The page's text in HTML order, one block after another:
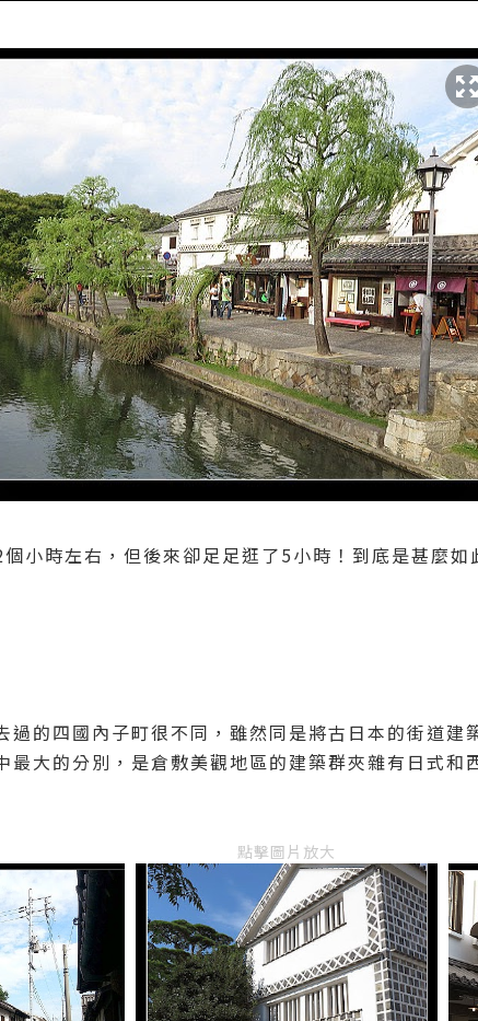
小時左右，但後來卻足足逛了5小時！到底是甚麼
過的四國內子町很不同，雖然同是將古日本的街道建
最大的分別，是倉敷美觀地區的建築群夾雜有日式和
點擊圖片放大